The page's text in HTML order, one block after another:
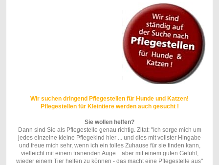
Wir suchen dringend Pflegestellen für Hunde und Katzen!
Pflegestellen für Kleintiere werden auch gesucht !
Sie wollen helfen?
Dann sind Sie als Pflegestelle genau richtig. Zitat: "Ich sorge mich um
jedes einzelne kleine Pflegekind hier ... und dies mit vollster Hingabe
und freue mich sehr, wenn ich ein tolles Zuhause für sie finden kann,
vielleicht mit einem tränenden Auge .. aber mit einem guten Gefühl,
wieder einem Tier helfen zu können - das macht eine Pflegestelle aus"